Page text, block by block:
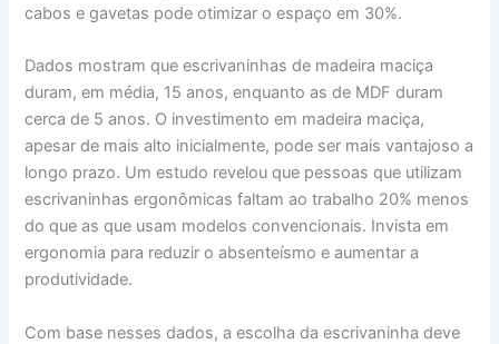
cabos e gavetas pode otimizar o espaço em 30%.
Dados mostram que escrivaninhas de madeira maciça
duram, em média, 15 anos, enquanto as de MDF duram
cerca de 5 anos. O investimento em madeira maciça,
apesar de mais alto inicialmente, pode ser mais vantajoso a
longo prazo. Um estudo revelou que pessoas que utilizam
escrivaninhas ergonômicas faltam ao trabalho 20% menos
do que as que usam modelos convencionais. Invista em
ergonomia para reduzir o absenteísmo e aumentar a
produtividade.
Com base nesses dados, a escolha da escrivaninha deve